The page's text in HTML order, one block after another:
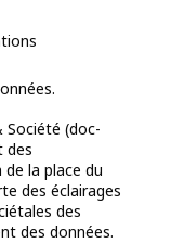
Société (doc-
des
de la place du
des éclairages
des
des données.